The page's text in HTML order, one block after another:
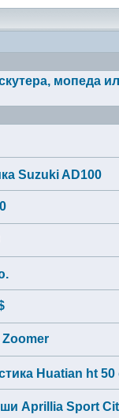
мопеда
Suzuki AD100
Huatian ht 50
Aprillia Sport